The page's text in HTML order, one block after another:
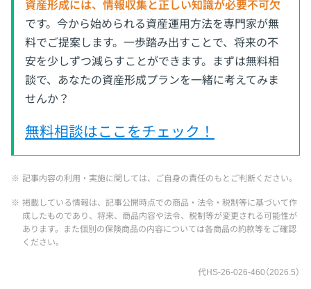
資産形成には、情報収集と正しい知識が必要不可欠
です。今から始められる資産運用方法を専門家が無
料でご提案します。一歩踏み出すことで、将来の不
安を少しずつ減らすことができます。まずは無料相
談で、あなたの資産形成プランを一緒に考えてみま
せんか？
無料相談はここをチェック！
※ 記事内容の利用・実施に関しては、ご自身の責任のもとご判断ください。
※ 掲載している情報は、記事公開時点での商品・法令・税制等に基づいて作
成したものであり、将来、商品内容や法令、税制等が変更される可能性が
あります。また個別の保険商品の内容については各商品の約款等をご確認
ください。
代HS-26-026-460（2026.5）